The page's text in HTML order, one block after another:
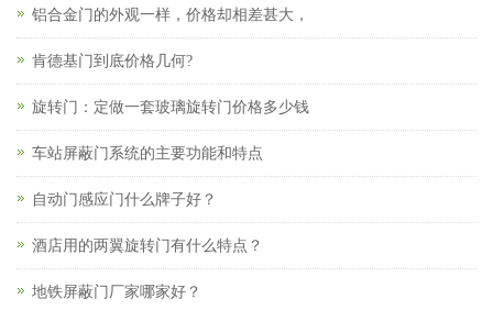
铝合金门的外观一样，价格却相差甚大，
肯德基门到底价格几何?
旋转门：定做一套玻璃旋转门价格多少钱
车站屏蔽门系统的主要功能和特点
自动门感应门什么牌子好？
酒店用的两翼旋转门有什么特点？
地铁屏蔽门厂家哪家好？